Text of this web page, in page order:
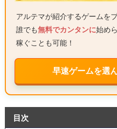
アルテマが紹介するゲームを
誰でも無料でカンタンに始め
稼ぐことも可能！
早速ゲームを選
目次